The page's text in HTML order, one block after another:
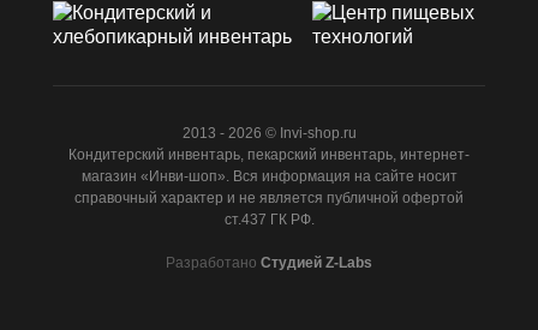
2013 - 2026 © Invi-shop.ru
Кондитерский инвентарь, пекарский инвентарь, интернет-
магазин «Инви-шоп». Вся информация на сайте носит
справочный характер и не является публичной офертой
ст.437 ГК РФ.
Разработано Студией Z-Labs